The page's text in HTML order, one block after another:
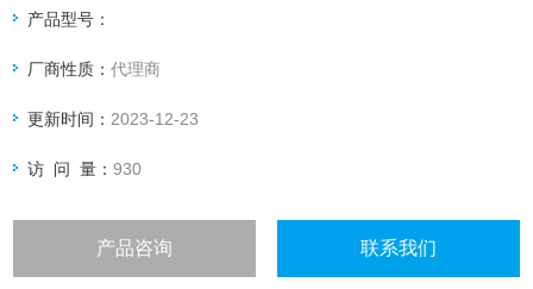
■ 电流和功率上下限报警，适合生产线快速测试
产品型号：
厂商性质：代理商
更新时间： 2023-12-23
访 问 量：930
产品咨询 联系我们